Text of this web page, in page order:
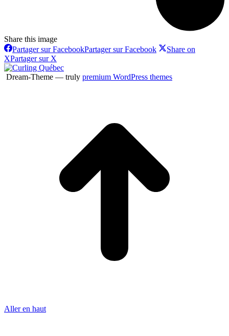
Share this image
Partager sur FacebookPartager sur Facebook
Share on
XPartager sur X
Dream-Theme — truly premium WordPress themes
Aller en haut